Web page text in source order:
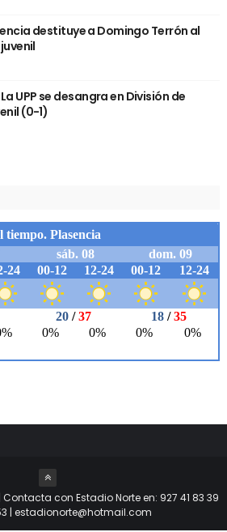
destituye a Domingo Terrón al
La UPP se desangra en División de
(0-1)
| Contacta con Estadio Norte en: 927 41 83 39
| estadionorte@hotmail.com